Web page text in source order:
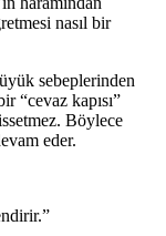
nasıl bir
sebeplerinden
“cevaz kapısı”
Böylece
eder.